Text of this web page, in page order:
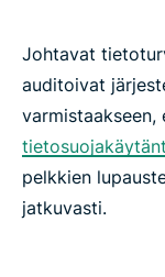
Johtavat
auditoivat
pelkkien
jatkuvasti.